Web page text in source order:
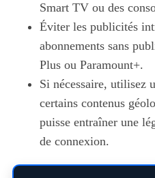
Smart TV ou des
Éviter les publicités
abonnements sans
Plus ou Paramount+.
Si nécessaire, utilisez
certains contenus
puisse entraîner une
de connexion.